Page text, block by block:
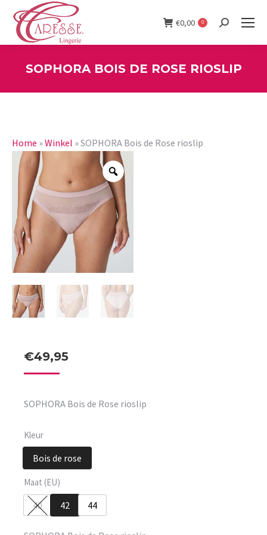
€0,00 0 Search:
SOPHORA BOIS DE ROSE RIOSLIP
Home »Winkel »SOPHORA Bois de Rose rioslip
€49,95
SOPHORA Bois de Rose rioslip
Kleur
Bois de rose
Maat (EU)
40 42 44